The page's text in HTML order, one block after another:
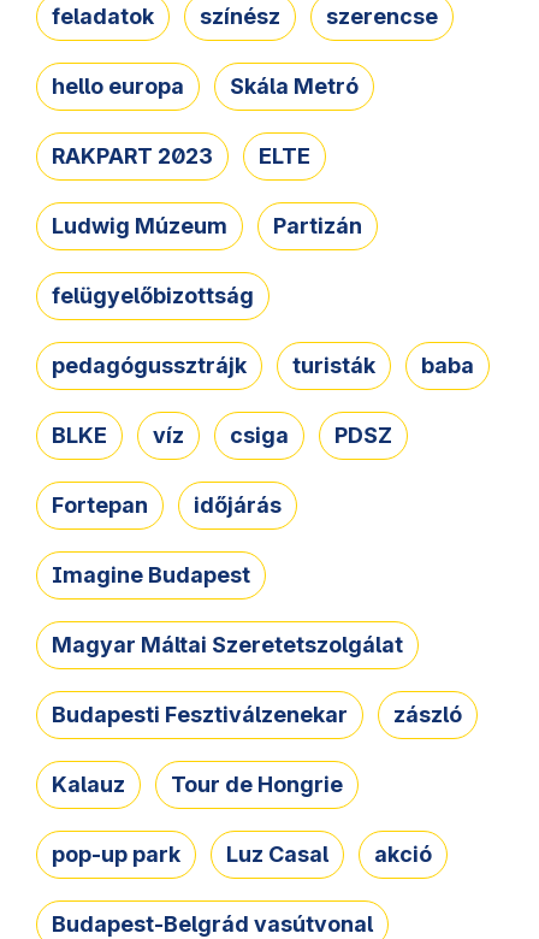
feladatok színész szerencse
hello europa Skála Metró
RAKPART 2023 ELTE
Ludwig Múzeum Partizán
felügyelőbizottság
pedagógussztrájk turisták baba
BLKE víz csiga PDSZ
Fortepan időjárás
Imagine Budapest
Magyar Máltai Szeretetszolgálat
Budapesti Fesztiválzenekar zászló
Kalauz Tour de Hongrie
pop-up park Luz Casal akció
Budapest-Belgrád vasútvonal